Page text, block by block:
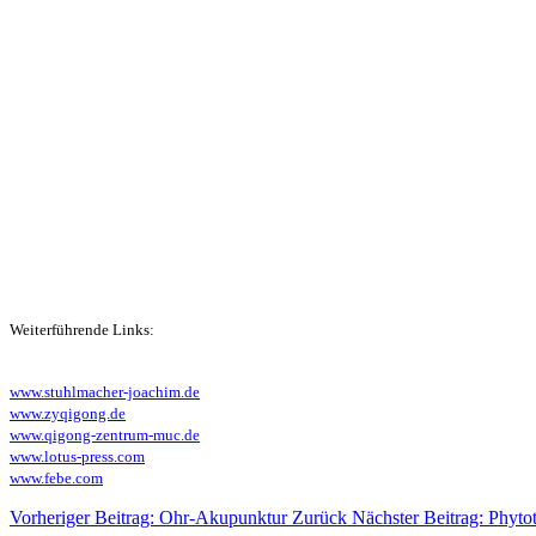
Weiterführende Links:
www.stuhlmacher-joachim.de
www.zyqigong.de
www.qigong-zentrum-muc.de
www.lotus-press.com
www.febe.com
Vorheriger Beitrag: Ohr-Akupunktur Zurück Nächster Beitrag: